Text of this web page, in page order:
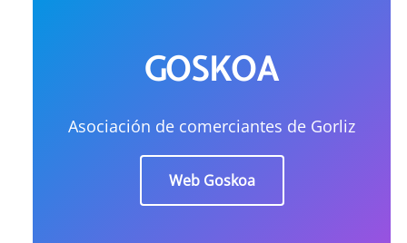
GOSKOA
Asociación de comerciantes de Gorliz
Web Goskoa